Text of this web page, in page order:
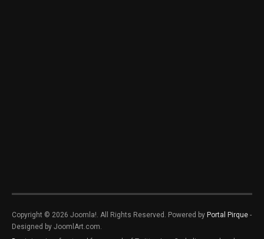
Copyright © 2026 Joomla!. All Rights Reserved. Powered by Portal Pirque -
Designed by JoomlArt.com.